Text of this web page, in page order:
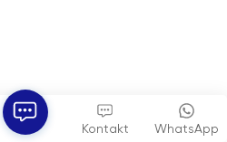
WhatsApp
Kontakt